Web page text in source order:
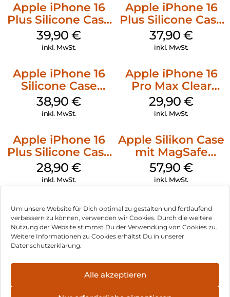
Um unsere Website für Dich optimal zu gestalten und fortlaufend
verbessern zu können, verwenden wir Cookies. Durch die weitere
Nutzung der Website stimmst Du der Verwendung von Cookies zu.
Weitere Informationen zu Cookies erhältst Du in unserer
Datenschutzerklärung.
Alle akzeptieren
Apple iPhone 16
Plus Silicone Case
MagSafe Plum
39,90€
inkl. MwSt.
Apple iPhone 16
Plus Silicone Case
MagSafe Lake
Green
37,90€
inkl. MwSt.
Apple iPhone 16
Silicone Case
MagSafe
Ultramarine
38,90€
inkl. MwSt.
Apple iPhone 16
Pro Max Clear
Case MagSafe
Transparent
29,90€
inkl. MwSt.
Apple iPhone 16
Plus Silicone Case
MagSafe Black
28,90€
inkl. MwSt.
Apple Silikon Case
mit MagSafe
iPhone 14 Pro
(PRODUCT)RED
57,90€
inkl. MwSt.
Impressum